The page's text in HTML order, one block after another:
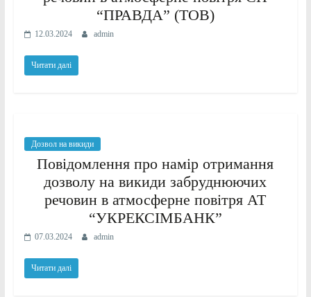
“ПРАВДА” (ТОВ)
12.03.2024 admin
Читати далі
Дозвол на викиди
Повідомлення про намір отримання
дозволу на викиди забруднюючих
речовин в атмосферне повітря АТ
“УКРЕКСІМБАНК”
07.03.2024 admin
Читати далі